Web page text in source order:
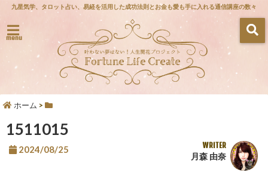
九星気学、タロット占い、易経を活用した成功法則とお金も愛も手に入れる通信講座の数々
menu
ホーム >
1511015
2024/08/25 WRITER
月森 由奈